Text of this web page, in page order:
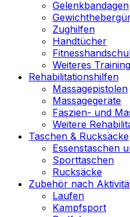
Gelenkbandagen
Zughilfen
Handtücher
Weiteres
Rehabilitationshilfen
Massagepistolen
Massagegeräte
Faszien- und
Weitere
Taschen & Rucksäcke
Essenstaschen
Sporttaschen
Rucksäcke
Zubehör nach
Laufen
Kampfsport